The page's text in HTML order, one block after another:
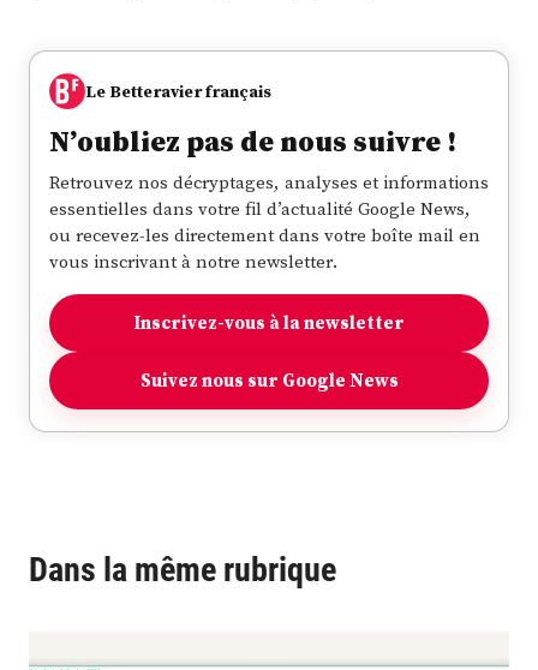
Le Betteravier français
N’oubliez pas de nous suivre !
Retrouvez nos décryptages, analyses et informations
essentielles dans votre fil d’actualité Google News,
ou recevez-les directement dans votre boîte mail en
vous inscrivant à notre newsletter.
Inscrivez-vous à la newsletter
Suivez nous sur Google News
Dans la même rubrique